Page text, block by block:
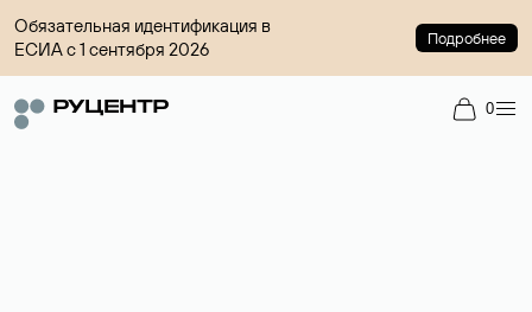
Обязательная идентификация в
ЕСИА с 1 сентября 2026
Подробнее
0